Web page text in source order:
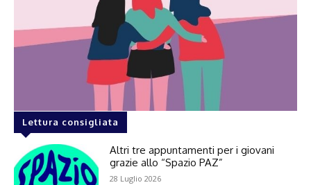
Lettura consigliata
Altri tre appuntamenti per i giovani
grazie allo “Spazio PAZ”
28 Luglio 2026